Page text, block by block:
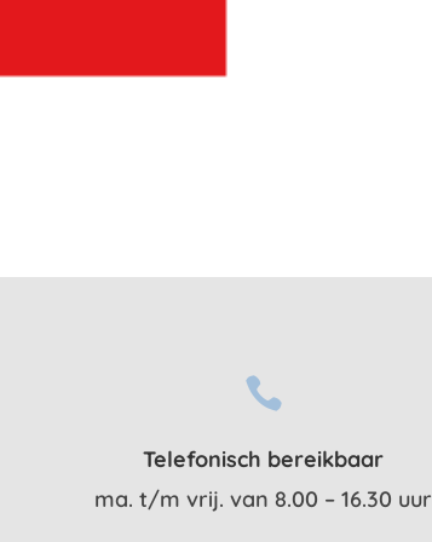

Telefonisch bereikbaar
ma. t/m vrij. van 8.00 – 16.30 uur